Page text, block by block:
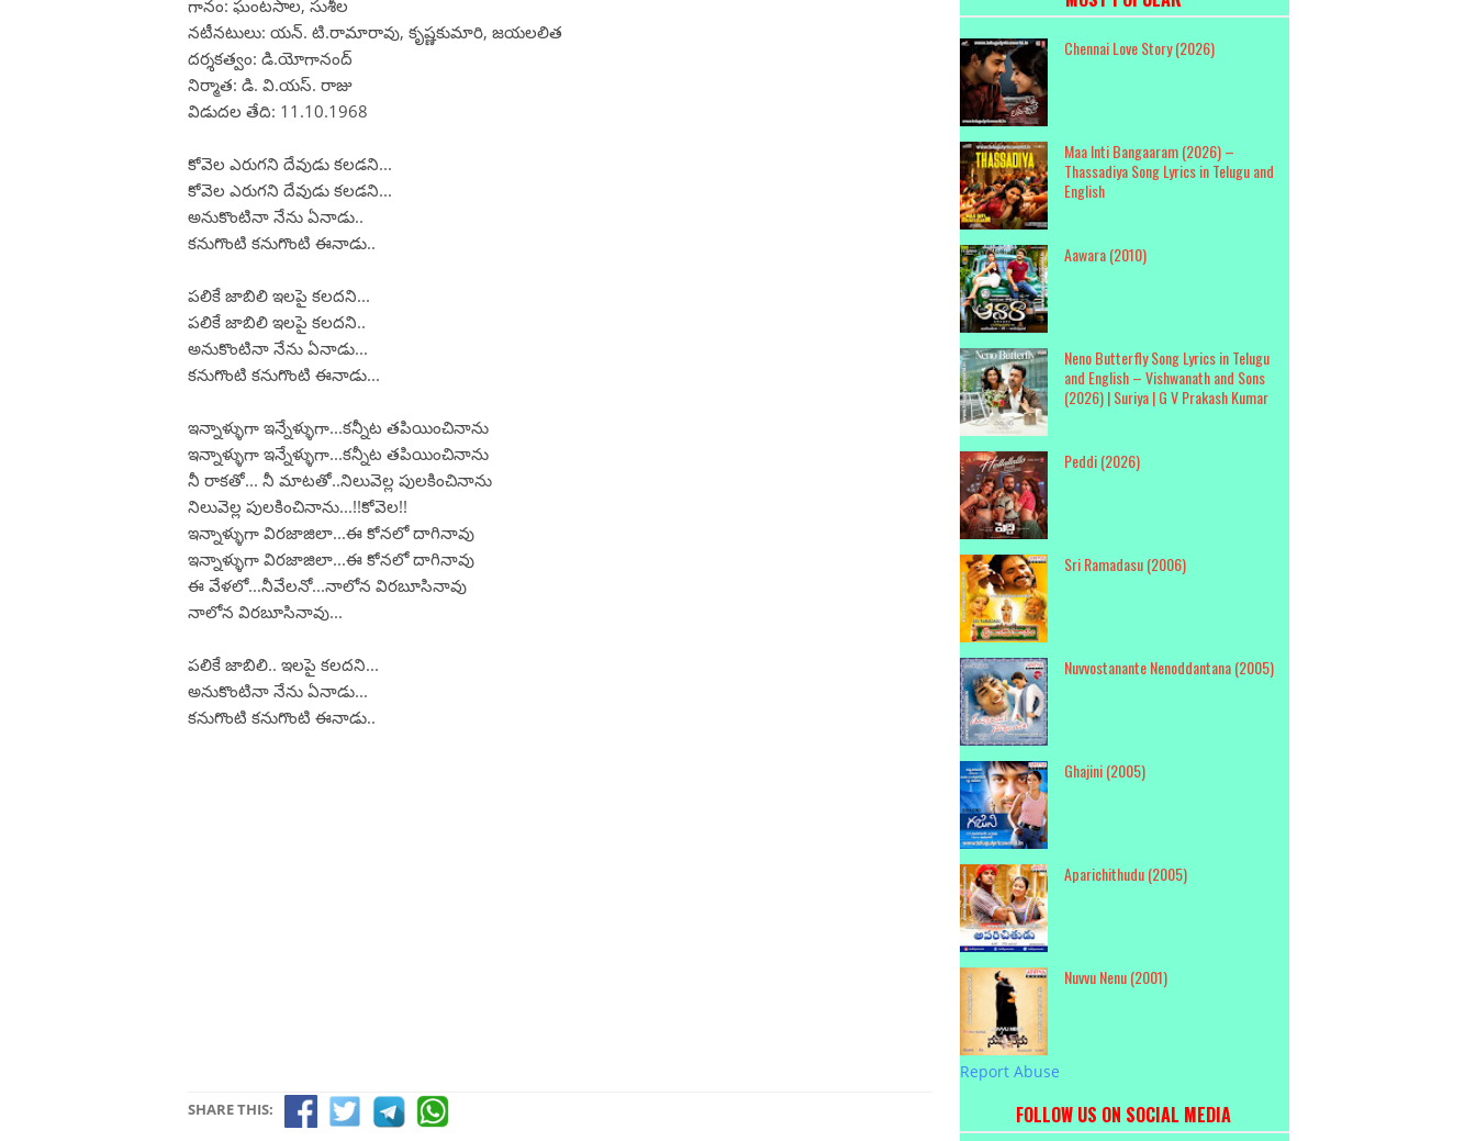
గానం: ఘంటసాల, సుశీల
నటీనటులు: యన్. టి.రామారావు, కృష్ణకుమారి, జయలలిత
దర్శకత్వం: డి.యోగానంద్
నిర్మాత: డి. వి.యస్. రాజు
విడుదల తేది: 11.10.1968
కోవెల ఎరుగని దేవుడు కలడని...
కోవెల ఎరుగని దేవుడు కలడని...
అనుకొంటినా నేను ఏనాడు..
కనుగొంటి కనుగొంటి ఈనాడు..
పలికే జాబిలి ఇలపై కలదని...
పలికే జాబిలి ఇలపై కలదని..
అనుకొంటినా నేను ఏనాడు...
కనుగొంటి కనుగొంటి ఈనాడు...
ఇన్నాళ్ళుగా ఇన్నేళ్ళుగా...కన్నీట తపియించినాను
ఇన్నాళ్ళుగా ఇన్నేళ్ళుగా...కన్నీట తపియించినాను
నీ రాకతో... నీ మాటతో..నిలువెల్ల పులకించినాను
నిలువెల్ల పులకించినాను...!!కోవెల!!
ఇన్నాళ్ళుగా విరజాజిలా...ఈ కోనలో దాగినావు
ఇన్నాళ్ళుగా విరజాజిలా...ఈ కోనలో దాగినావు
ఈ వేళలో...నీవేలనో...నాలోన విరబూసినావు
నాలోన విరబూసినావు...
పలికే జాబిలి.. ఇలపై కలదని...
అనుకొంటినా నేను ఏనాడు...
కనుగొంటి కనుగొంటి ఈనాడు..
SHARE THIS:
Chennai Love Story (2026)
Maa Inti Bangaaram (2026) –
Thassadiya Song Lyrics in Telugu and
English
Aawara (2010)
Neno Butterfly Song Lyrics in Telugu
and English – Vishwanath and Sons
(2026) | Suriya | G V Prakash Kumar
Peddi (2026)
Sri Ramadasu (2006)
Nuvvostanante Nenoddantana (2005)
Ghajini (2005)
Aparichithudu (2005)
Nuvvu Nenu (2001)
Report Abuse
FOLLOW US ON SOCIAL MEDIA